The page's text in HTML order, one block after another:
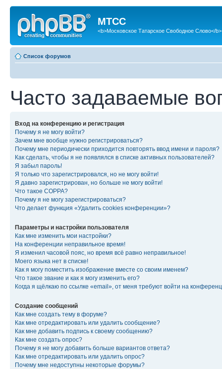
МТСС
<b>Московское Татарское Свободное Слово</b>
Список форумов
Часто задаваемые
Вход на конференцию и регистрация
Почему я не могу войти?
Зачем мне вообще нужно регистрироваться?
Почему мне периодически приходится повторять ввод имени и пароля?
Как сделать, чтобы я не появлялся в списке активных пользователей?
Я забыл пароль!
Я только что зарегистрировался, но не могу войти!
Я давно зарегистрирован, но больше не могу войти!
Что такое COPPA?
Почему я не могу зарегистрироваться?
Что делает функция «Удалить cookies конференции»?
Параметры и настройки пользователя
Как мне изменить мои настройки?
На конференции неправильное время!
Я изменил часовой пояс, но время всё равно неправильное!
Моего языка нет в списке!
Как я могу поместить изображение вместе со своим именем?
Что такое звание и как я могу изменить его?
Когда я щёлкаю по ссылке «email», от меня требуют войти на
Создание сообщений
Как мне создать тему в форуме?
Как мне отредактировать или удалить сообщение?
Как мне добавить подпись к своему сообщению?
Как мне создать опрос?
Почему я не могу добавить больше вариантов ответа?
Как мне отредактировать или удалить опрос?
Почему мне недоступны некоторые форумы?